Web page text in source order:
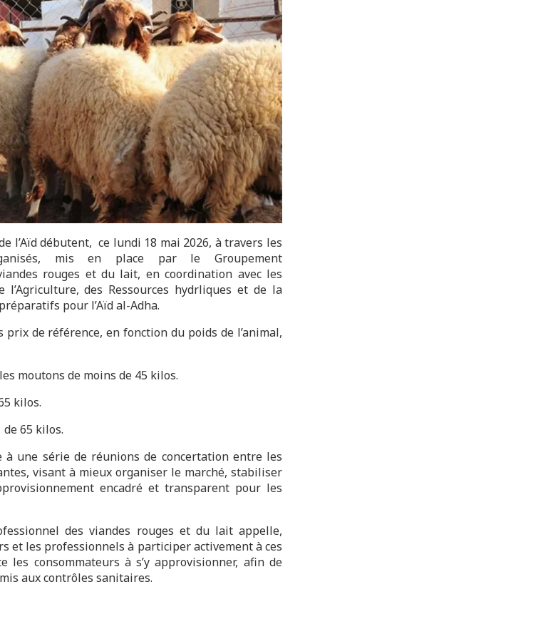
l’Aïd débutent, ce lundi 18 mai 2026, à travers les
mis en place par le Groupement
rouges et du lait, en coordination avec les
l’Agriculture, des Ressources hydrliques et de la
pour l’Aïd al-Adha.
prix de référence, en fonction du poids de l’animal,
moutons de moins de 45 kilos.
kilos.
65 kilos.
une série de réunions de concertation entre les
visant à mieux organiser le marché, stabiliser
encadré et transparent pour les
des viandes rouges et du lait appelle,
et les professionnels à participer activement à ces
les consommateurs à s’y approvisionner, afin de
aux contrôles sanitaires.